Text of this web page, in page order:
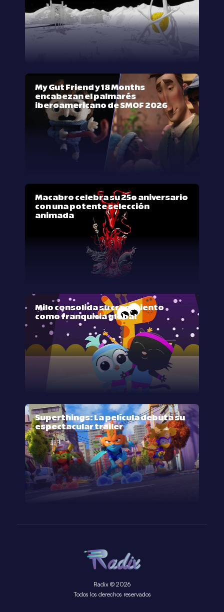
My Gut Friend y 18 Months
encabezan el palmarés
iberoamericano de SMOF 2026
Macabro celebra su 25º aniversario
con una potente selección
animada
Milo consolida su crecimiento
como franquicia global
Superthings: La película debuta su
espectacular trailer
Radix © 2026
Todos los derechos reservados